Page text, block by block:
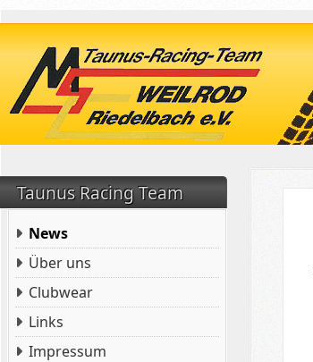
Taunus Racing Team
News
Über uns
Clubwear
Links
Impressum